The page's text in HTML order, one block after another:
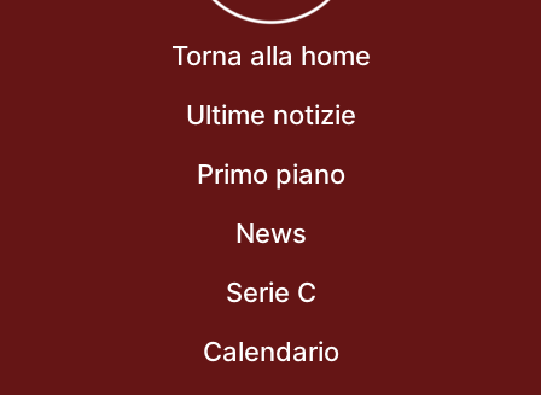
Torna alla home
Ultime notizie
Primo piano
News
Serie C
Calendario